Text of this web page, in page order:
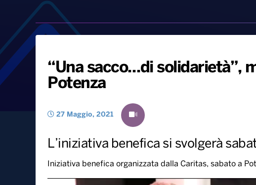
“Una sacco…di solidarietà”,
Potenza
27 Maggio, 2021
L’iniziativa benefica si svolgerà
Iniziativa benefica organizzata dalla Caritas, sabato a